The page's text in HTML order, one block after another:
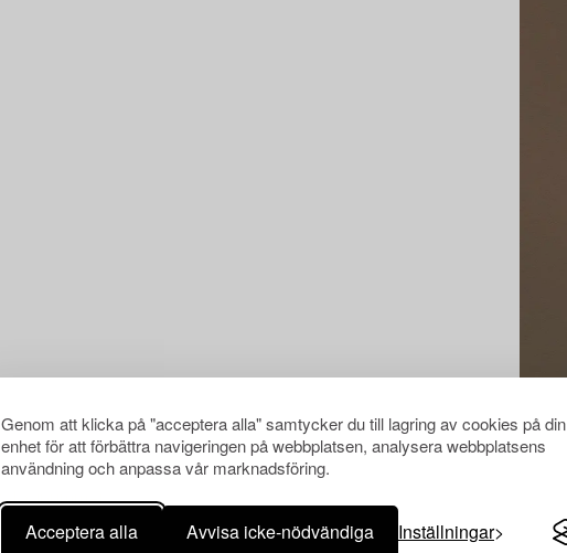
Genom att klicka på "acceptera alla" samtycker du till lagring av cookies på din
enhet för att förbättra navigeringen på webbplatsen, analysera webbplatsens
användning och anpassa vår marknadsföring.
Acceptera alla Avvisa icke-nödvändiga Inställningar